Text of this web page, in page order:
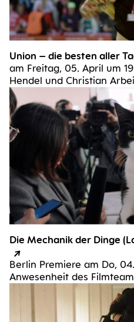
Uni­on – die bes­ten aller
am Frei­tag, 05. April um
Hen­del und Chris­ti­an
Die Mecha­nik der Din­ge
Ber­lin Pre­mie­re am Do,
Anwe­sen­heit des